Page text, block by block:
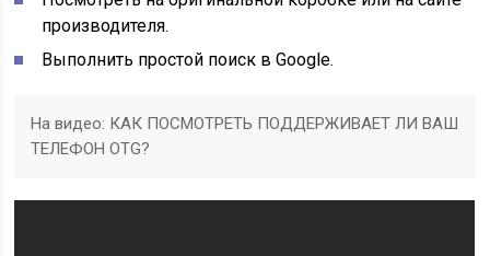
производителя.
Выполнить простой поиск в Google.
На видео: КАК ПОСМОТРЕТЬ ПОДДЕРЖИВАЕТ ЛИ ВАШ
ТЕЛЕФОН OTG?